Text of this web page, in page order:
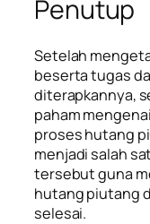
Penutup
Setelah
beserta tugas
diterapkannya,
paham
proses hutang
menjadi salah
tersebut guna
hutang piutang
selesai.